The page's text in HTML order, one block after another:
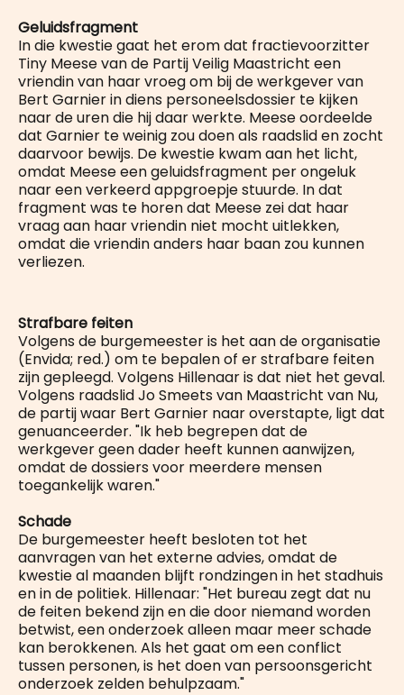
Geluidsfragment
In die kwestie gaat het erom dat fractievoorzitter
Tiny Meese van de Partij Veilig Maastricht een
vriendin van haar vroeg om bij de werkgever van
Bert Garnier in diens personeelsdossier te kijken
naar de uren die hij daar werkte. Meese oordeelde
dat Garnier te weinig zou doen als raadslid en zocht
daarvoor bewijs. De kwestie kwam aan het licht,
omdat Meese een geluidsfragment per ongeluk
naar een verkeerd appgroepje stuurde. In dat
fragment was te horen dat Meese zei dat haar
vraag aan haar vriendin niet mocht uitlekken,
omdat die vriendin anders haar baan zou kunnen
verliezen.
Strafbare feiten
Volgens de burgemeester is het aan de organisatie
(Envida; red.) om te bepalen of er strafbare feiten
zijn gepleegd. Volgens Hillenaar is dat niet het geval.
Volgens raadslid Jo Smeets van Maastricht van Nu,
de partij waar Bert Garnier naar overstapte, ligt dat
genuanceerder. "Ik heb begrepen dat de
werkgever geen dader heeft kunnen aanwijzen,
omdat de dossiers voor meerdere mensen
toegankelijk waren."
Schade
De burgemeester heeft besloten tot het
aanvragen van het externe advies, omdat de
kwestie al maanden blijft rondzingen in het stadhuis
en in de politiek. Hillenaar: "Het bureau zegt dat nu
de feiten bekend zijn en die door niemand worden
betwist, een onderzoek alleen maar meer schade
kan berokkenen. Als het gaat om een conflict
tussen personen, is het doen van persoonsgericht
onderzoek zelden behulpzaam."